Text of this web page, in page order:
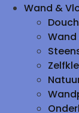
Wand &